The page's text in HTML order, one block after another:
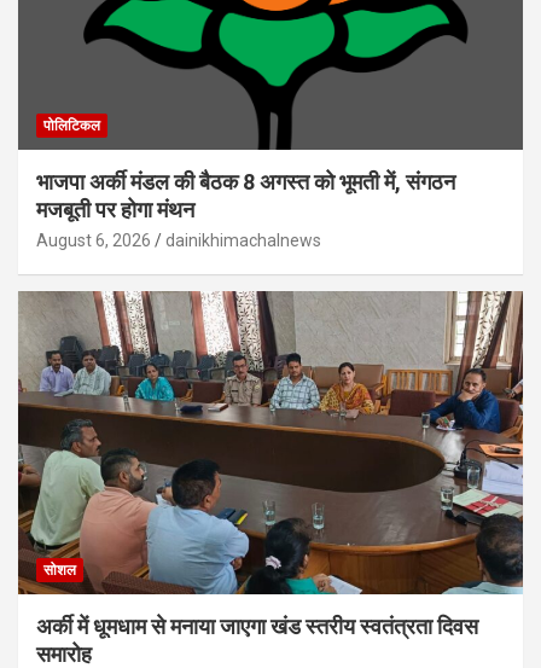
पोलिटिकल
भाजपा अर्की मंडल की बैठक 8 अगस्त को भूमती में, संगठन
मजबूती पर होगा मंथन
August 6, 2026 dainikhimachalnews
सोशल
अर्की में धूमधाम से मनाया जाएगा खंड स्तरीय स्वतंत्रता दिवस
समारोह